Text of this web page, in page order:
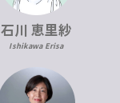
石川 恵里紗
Ishikawa Erisa